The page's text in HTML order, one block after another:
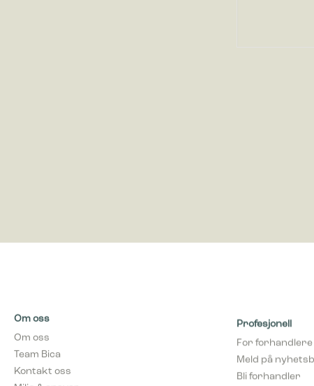
Om oss
Om oss
Team Bica
Kontakt oss
Miljø & ansvar
Bli forhandler